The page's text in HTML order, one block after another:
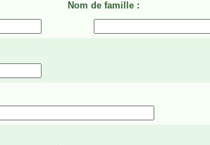
Nom de famille :